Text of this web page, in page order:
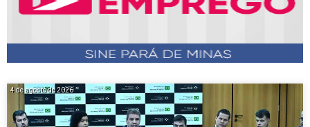
4 de agosto de 2026